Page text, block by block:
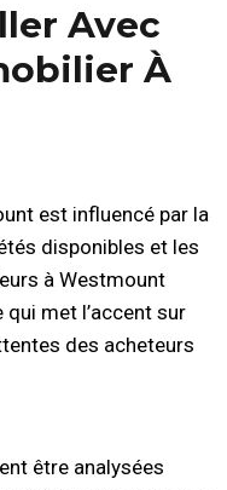
Avec
À
est influencé par la
disponibles et les
à Westmount
qui met l’accent sur
des acheteurs
être analysées